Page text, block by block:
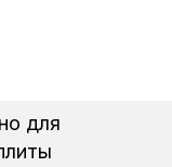
для